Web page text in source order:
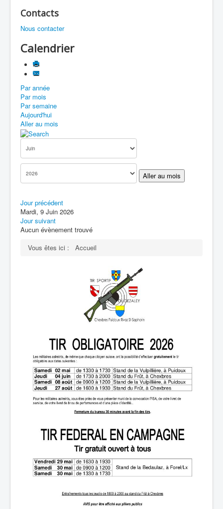
Contacts
Nous contacter
Calendrier
Par année
Par mois
Par semaine
Aujourd'hui
Aller au mois
Aller au mois
Jour précédent
Mardi, 9 Juin 2026
Jour suivant
Aucun évènement trouvé
Vous êtes ici :
Accueil